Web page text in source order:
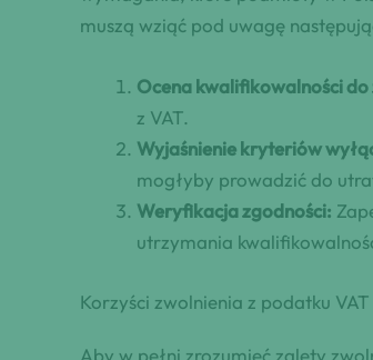
muszą wziąć pod uwagę
Ocena kwalifikowalności
z VAT.
Wyjaśnienie kryteriów
mogłyby prowadzić do
Weryfikacja zgodności:
utrzymania
Korzyści zwolnienia z podatku VAT
Aby w pełni zrozumieć zalety